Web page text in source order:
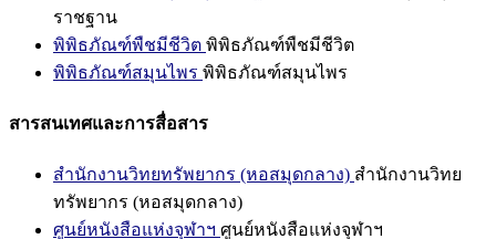
ราชฐาน
พิพิธภัณฑ์พืชมีชีวิต พิพิธภัณฑ์พืชมีชีวิต
พิพิธภัณฑ์สมุนไพร พิพิธภัณฑ์สมุนไพร
สารสนเทศและการสื่อสาร
สำนักงานวิทยทรัพยากร (หอสมุดกลาง) สำนักงานวิทย
ทรัพยากร (หอสมุดกลาง)
ศูนย์หนังสือแห่งจุฬาฯ ศูนย์หนังสือแห่งจุฬาฯ